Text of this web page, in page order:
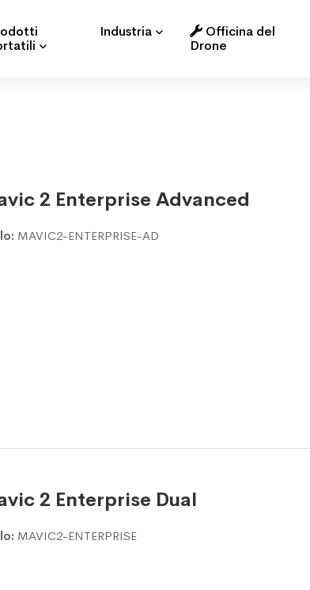
Industria
Officina del
Drone
2 Enterprise Advanced
MAVIC2-ENTERPRISE-AD
2 Enterprise Dual
MAVIC2-ENTERPRISE